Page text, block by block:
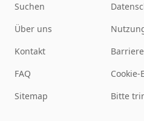
Suchen
Über uns
Kontakt
FAQ
Sitemap
Bitte